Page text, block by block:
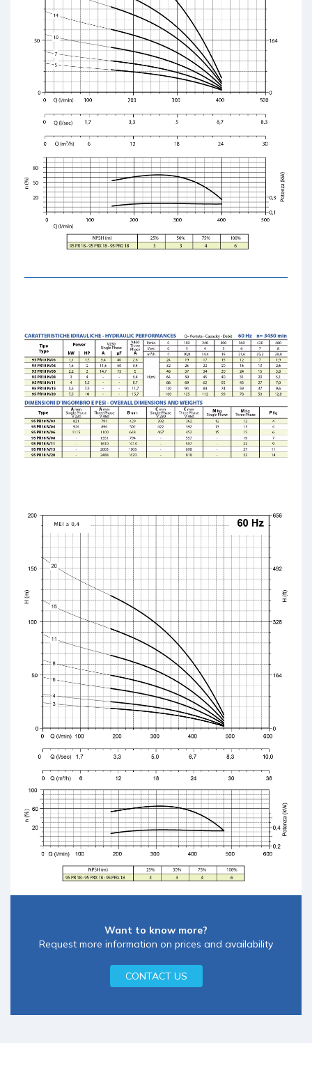
Want to know more?
Request more information on prices and availability
CONTACT US